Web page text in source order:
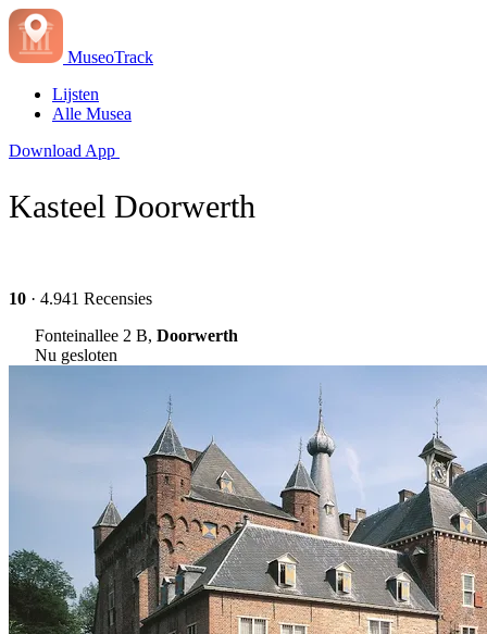
MuseoTrack
Lijsten
Alle Musea
Download App
Kasteel Doorwerth
10 · 4.941 Recensies
Fonteinallee 2 B, Doorwerth
Nu gesloten